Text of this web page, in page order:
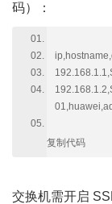
码）：
复制代码
交换机需开启